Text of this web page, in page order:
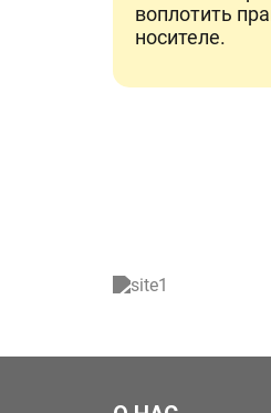
воплотить
носителе.